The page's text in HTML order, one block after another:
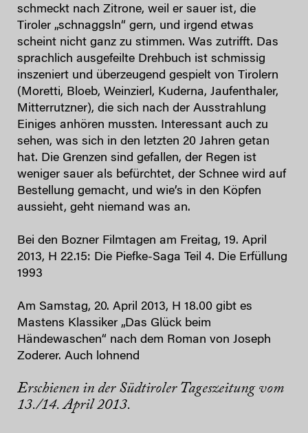
schmeckt nach Zitrone, weil er sauer ist, die
Tiroler „schnaggsln“ gern, und irgend etwas
scheint nicht ganz zu stimmen. Was zutrifft. Das
sprachlich ausgefeilte Drehbuch ist schmissig
inszeniert und überzeugend gespielt von Tirolern
(Moretti, Bloeb, Weinzierl, Kuderna, Jaufenthaler,
Mitterrutzner), die sich nach der Ausstrahlung
Einiges anhören mussten. Interessant auch zu
sehen, was sich in den letzten 20 Jahren getan
hat. Die Grenzen sind gefallen, der Regen ist
weniger sauer als befürchtet, der Schnee wird auf
Bestellung gemacht, und wie’s in den Köpfen
aussieht, geht niemand was an.
Bei den Bozner Filmtagen am Freitag, 19. April
2013, H 22.15: Die Piefke-Saga Teil 4. Die Erfüllung
1993
Am Samstag, 20. April 2013, H 18.00 gibt es
Mastens Klassiker „Das Glück beim
Händewaschen“ nach dem Roman von Joseph
Zoderer. Auch lohnend
Erschienen in der Südtiroler Tageszeitung vom
13./14. April 2013.